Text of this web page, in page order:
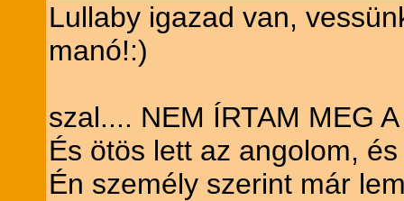
Lullaby igazad van,
manó!:)
szal.... NEM ÍRTAM MEG
És ötös lett az angolom,
Én személy szerint már